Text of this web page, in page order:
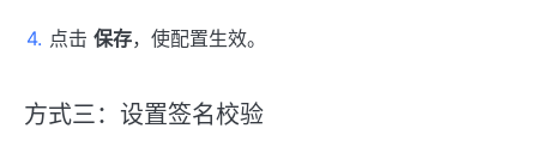
点击 保存，使配置生效。
方式三：设置签名校验